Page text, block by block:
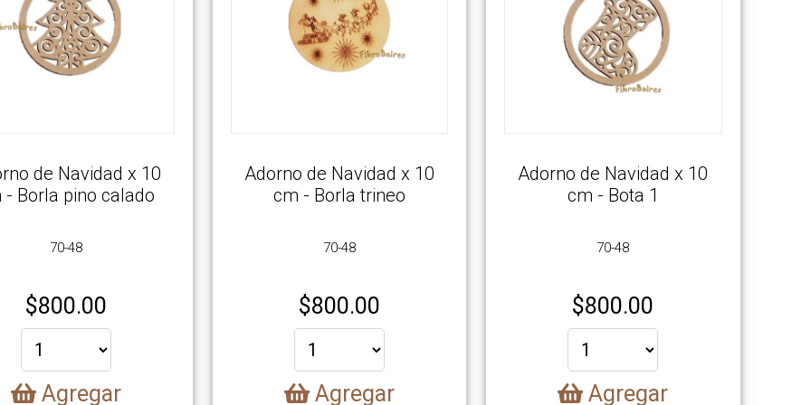
de Navidad x 10
- Borla pino calado
70-48
$800.00
Agregar
Adorno de Navidad x 10
cm - Borla trineo
70-48
$800.00
Agregar
Adorno de Navidad x 10
cm - Bota 1
70-48
$800.00
Agregar